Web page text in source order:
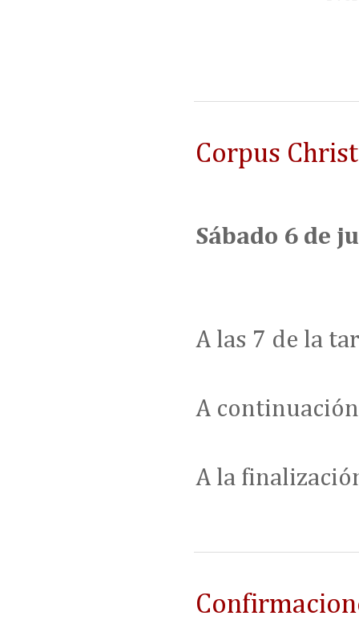
Corpus
Sábado 6 de
A las 7 de la
A
A la